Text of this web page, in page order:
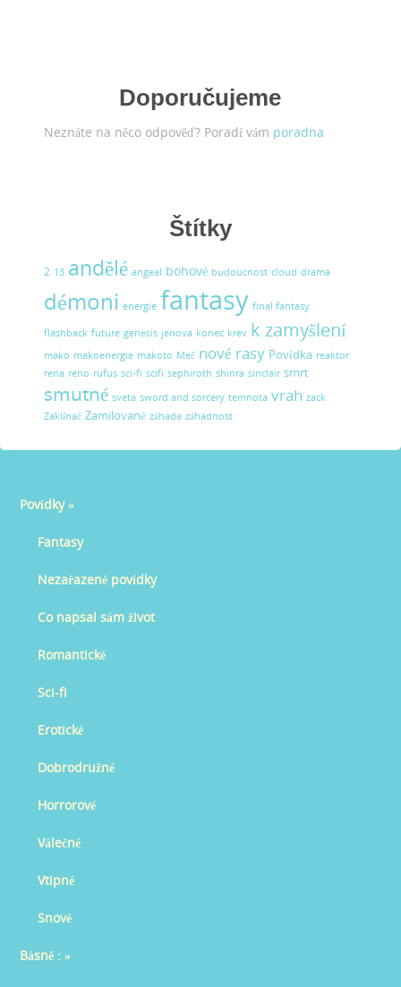
Doporučujeme
Neznáte na něco odpověď? Poradí vám poradna
Štítky
2 13 andělé angeal bohové budoucnost cloud drama
démoni energie fantasy final fantasy
flashback future genesis jenova konec krev k zamyšlení
mako makoenergie makoto Meč nové rasy Povídka reaktor
rena reno rufus sci-fi scifi sephiroth shinra sinclair smrt
smutné sveta sword and sorcery temnota vrah zack
Zaklínač Zamilované záhada záhadnost
Povídky»
Fantasy
Nezařazené povídky
Co napsal sám život
Romantické
Sci-fi
Erotické
Dobrodružné
Horrorové
Válečné
Vtipné
Snové
Básně : »